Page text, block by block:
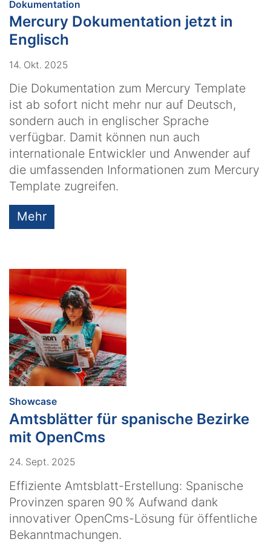
Dokumentation
Mercury Dokumentation jetzt in
Englisch
14. Okt. 2025
Die Dokumentation zum Mercury Template
ist ab sofort nicht mehr nur auf Deutsch,
sondern auch in englischer Sprache
verfügbar. Damit können nun auch
internationale Entwickler und Anwender auf
die umfassenden Informationen zum Mercury
Template zugreifen.
Mehr
Showcase:
Amtsblätter für spanische Bezirke
mit OpenCms
24. Sept. 2025
Effiziente Amtsblatt-Erstellung: Spanische
Provinzen sparen 90 % Aufwand dank
innovativer OpenCms-Lösung für öffentliche
Bekanntmachungen.